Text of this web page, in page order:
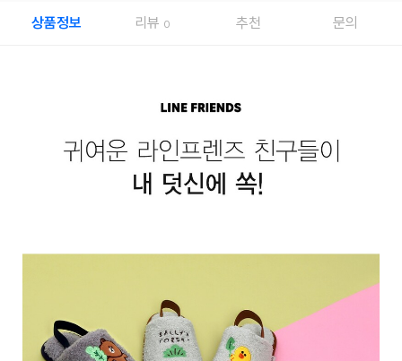
상품정보 리뷰 0 추천 문의